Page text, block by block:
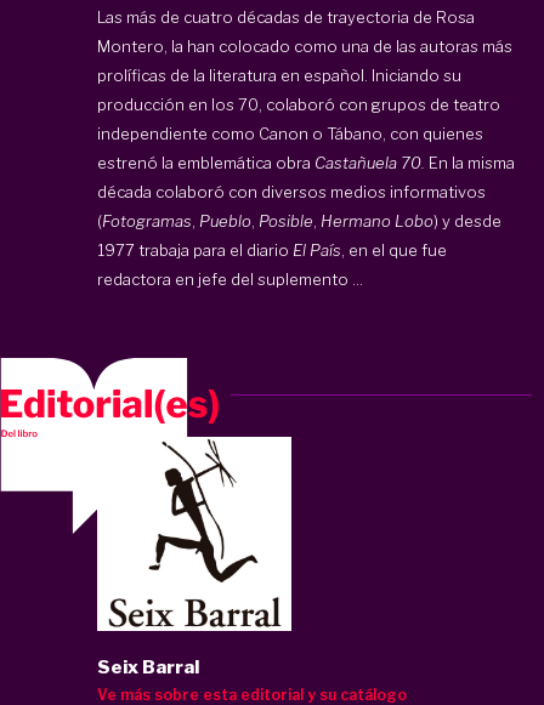
Las más de cuatro décadas de trayectoria de Rosa
Montero, la han colocado como una de las autoras más
prolíficas de la literatura en español. Iniciando su
producción en los 70, colaboró con grupos de teatro
independiente como Canon o Tábano, con quienes
estrenó la emblemática obra Castañuela 70. En la misma
década colaboró con diversos medios informativos
(Fotogramas Pueblo Posible Hermano Lobo) y desde
1977 trabaja para el diario El País , en el que fue
redactora en jefe del suplemento ...
Seix Barral
Ve más sobre esta editorial y su catálogo